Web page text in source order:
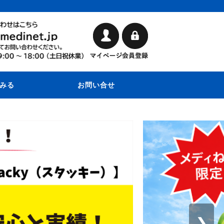
る お問い合せ